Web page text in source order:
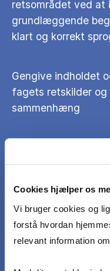
Cookies hjælper os
Vi bruger cookies og
forstå hvordan
relevant information
retsområdet ved at
grundlæggende
klart og korrekt
Gengive indholdet
fagets retskilder og
sammenhæng
udvælge,
er tilstrækkeligt
økonomiske
identificere
problemstillingen